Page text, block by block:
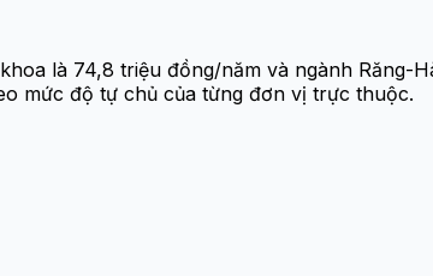
là 74,8 triệu đồng/năm và ngành Răng-
mức độ tự chủ của từng đơn vị trực thuộc.